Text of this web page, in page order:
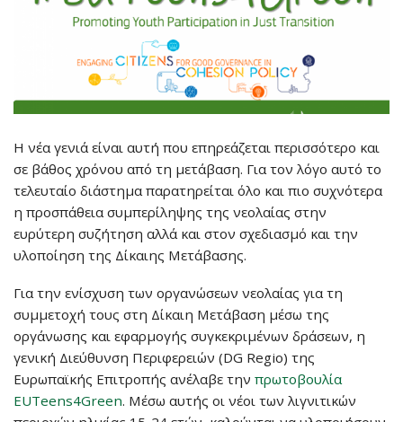
Η νέα γενιά είναι αυτή που επηρεάζεται περισσότερο και
σε βάθος χρόνου από τη μετάβαση. Για τον λόγο αυτό το
τελευταίο διάστημα παρατηρείται όλο και πιο συχνότερα
η προσπάθεια συμπερίληψης της νεολαίας στην
ευρύτερη συζήτηση αλλά και στον σχεδιασμό και την
υλοποίηση της Δίκαιης Μετάβασης.
Για την ενίσχυση των οργανώσεων νεολαίας για τη
συμμετοχή τους στη Δίκαιη Μετάβαση μέσω της
οργάνωσης και εφαρμογής συγκεκριμένων δράσεων, η
γενική Διεύθυνση Περιφερειών (DG Regio) της
Ευρωπαϊκής Επιτροπής ανέλαβε την πρωτοβουλία
EUTeens4Green. Μέσω αυτής οι νέοι των λιγνιτικών